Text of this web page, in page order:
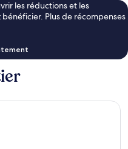
les réductions et les
Plus de récompenses